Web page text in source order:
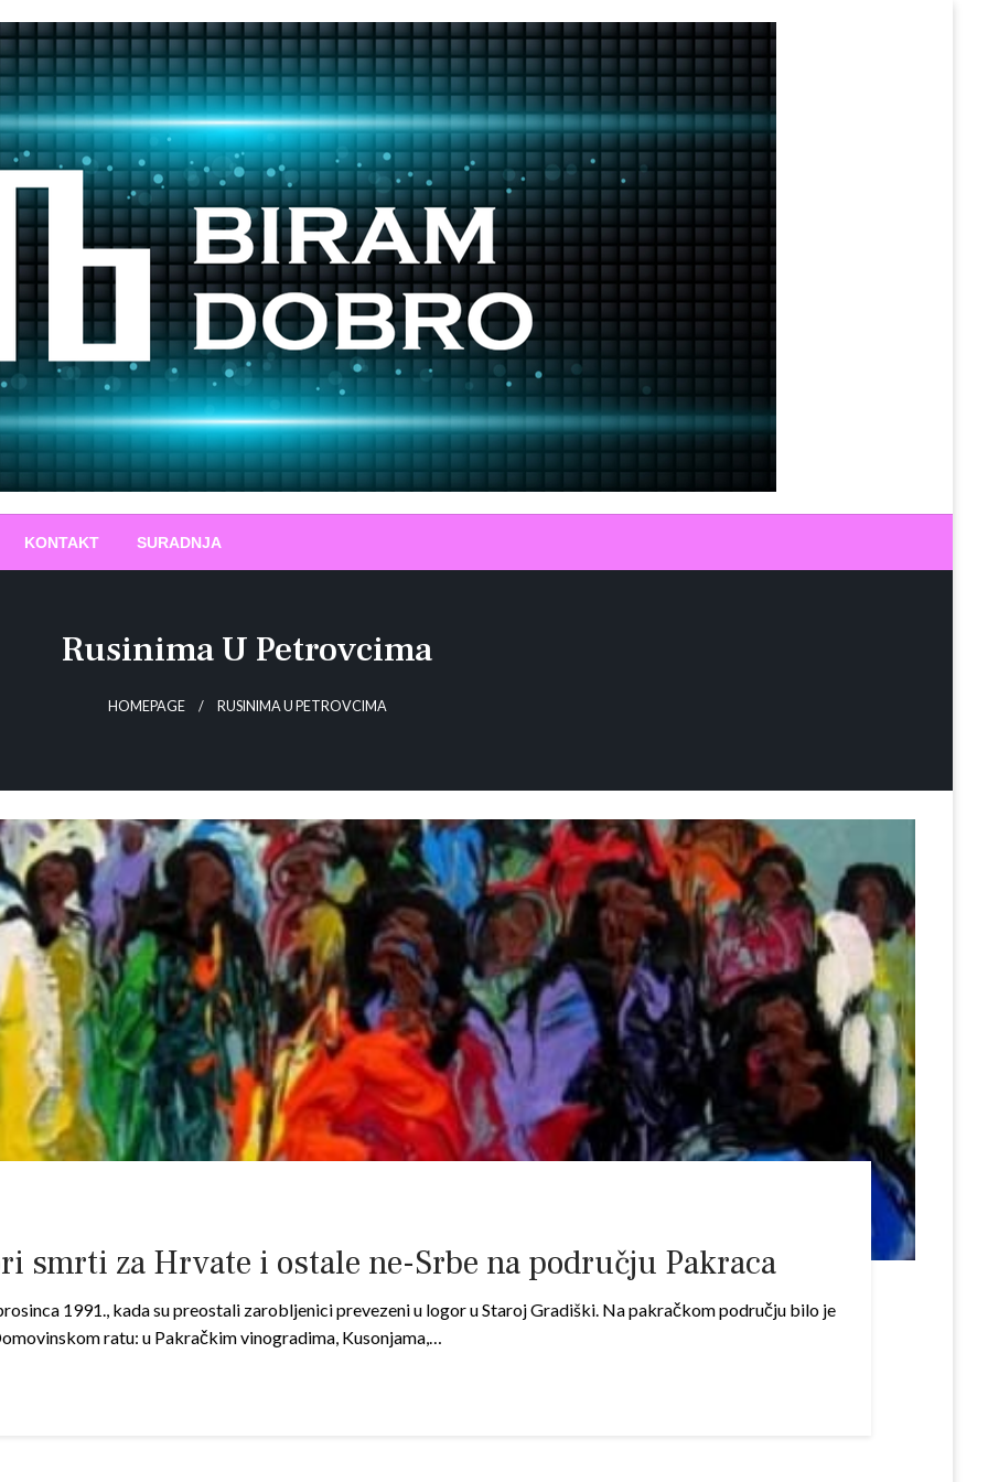
KONTAKT SURADNJA
Rusinima U Petrovcima
HOMEPAGE RUSINIMA U PETROVCIMA
smrti za Hrvate i ostale ne-Srbe na području Pakraca
1991., kada su preostali zarobljenici prevezeni u logor u Staroj Gradiški. Na pakračkom području bilo je
ratu: u Pakračkim vinogradima, Kusonjama,…